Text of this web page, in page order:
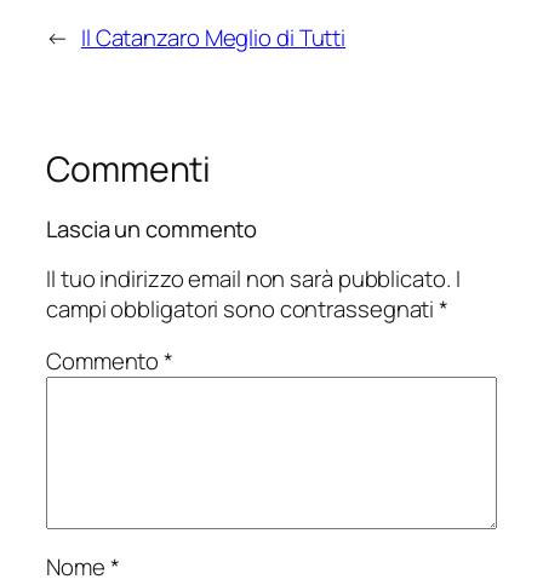
← Il Catanzaro Meglio di Tutti
Commenti
Lascia un commento
Il tuo indirizzo email non sarà pubblicato. I
campi obbligatori sono contrassegnati*
Commento*
Nome*